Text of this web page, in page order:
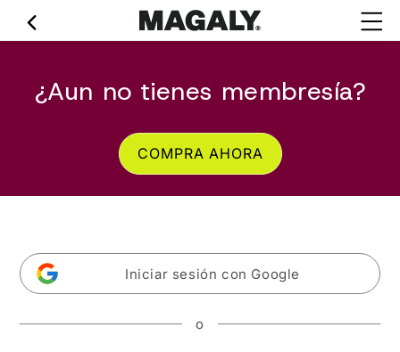
directamente
al contenido
¿Aun no tienes membresía?
COMPRA AHORA
Iniciar sesión con Google
o